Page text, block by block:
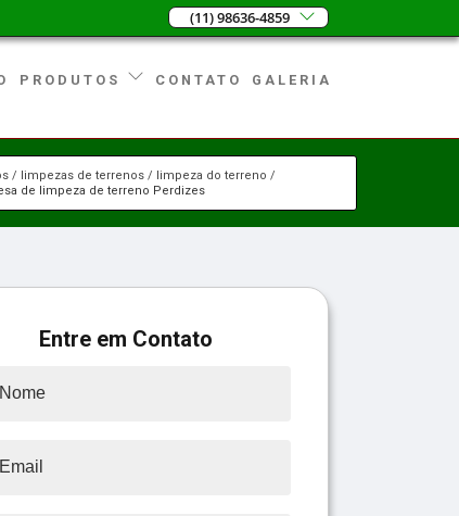
(11) 98636-4859
PRODUTOS CONTATO GALERIA
limpezas de terrenos
limpeza do terreno
de limpeza de terreno Perdizes
Entre em Contato